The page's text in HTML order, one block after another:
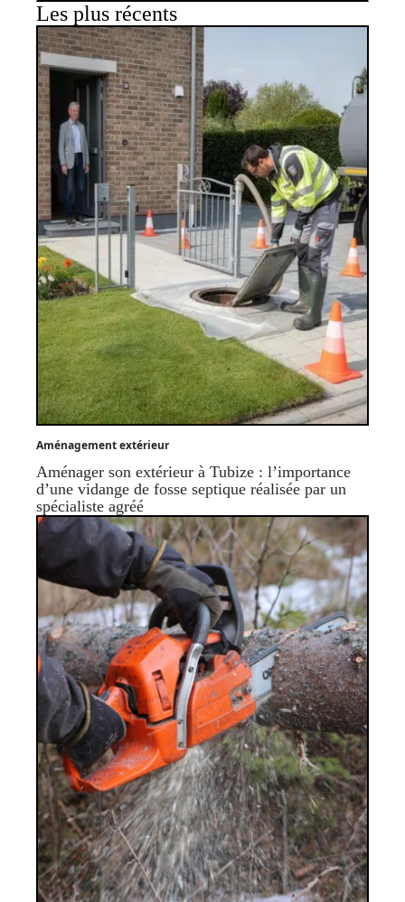
Les plus récents
Aménagement extérieur
Aménager son extérieur à Tubize : l’importance
d’une vidange de fosse septique réalisée par un
spécialiste agréé